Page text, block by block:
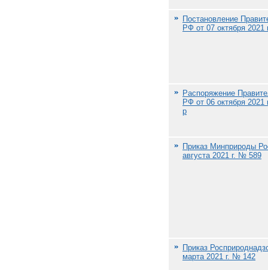
Постановление
РФ от 07 октября
Распоряжение
РФ от 06 октября
р
Приказ Минприроды
августа 2021 г. № 589
Приказ
марта 2021 г. № 142